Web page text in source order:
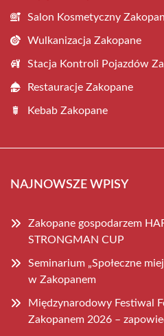
Salon Kosmetyczny
Wulkanizacja Zakopane
Stacja Kontroli Pojazdów
Restauracje Zakopane
Kebab Zakopane
NAJNOWSZE WPISY
Zakopane gospodarzem
STRONGMAN CUP
Seminarium „Społeczne
w Zakopanem
Międzynarodowy Festiwal
Zakopanem 2026 –